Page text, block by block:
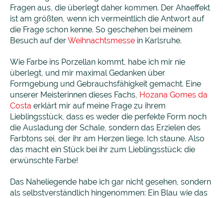
Fragen aus, die überlegt daher kommen. Der Ahaeffekt
ist am größten, wenn ich vermeintlich die Antwort auf
die Frage schon kenne. So geschehen bei meinem
Besuch auf derWeihnachtsmesse in Karlsruhe.
Wie Farbe ins Porzellan kommt, habe ich mir nie
überlegt, und mir maximal Gedanken über
Formgebung und Gebrauchsfähigkeit gemacht. Eine
unserer Meisterinnen dieses Fachs, Hozana Gomes da
Costa erklärt mir auf meine Frage zu ihrem
Lieblingsstück, dass es weder die perfekte Form noch
die Ausladung der Schale, sondern das Erzielen des
Farbtons sei, der ihr am Herzen liege. Ich staune. Also
das macht ein Stück bei ihr zum Lieblingsstück: die
erwünschte Farbe!
Das Naheliegende habe ich gar nicht gesehen, sondern
als selbstverständlich hingenommen: Ein Blau wie das